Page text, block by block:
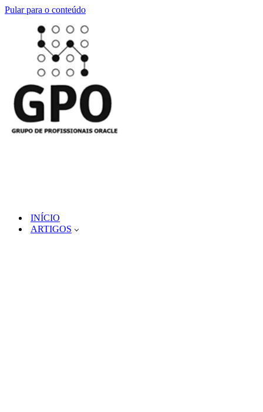
Pular para o conteúdo
INÍCIO
ARTIGOS